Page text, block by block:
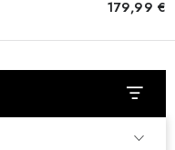
179,99 €